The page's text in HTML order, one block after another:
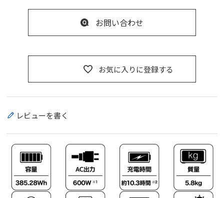
お気に入りに登録する
お問い合わせ
レビューを書く